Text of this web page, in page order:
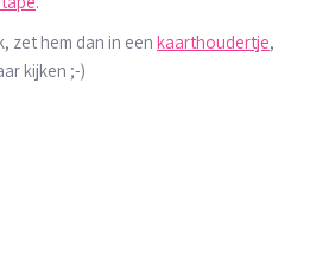
zet hem dan in een kaarthoudertje,
kijken ;-)